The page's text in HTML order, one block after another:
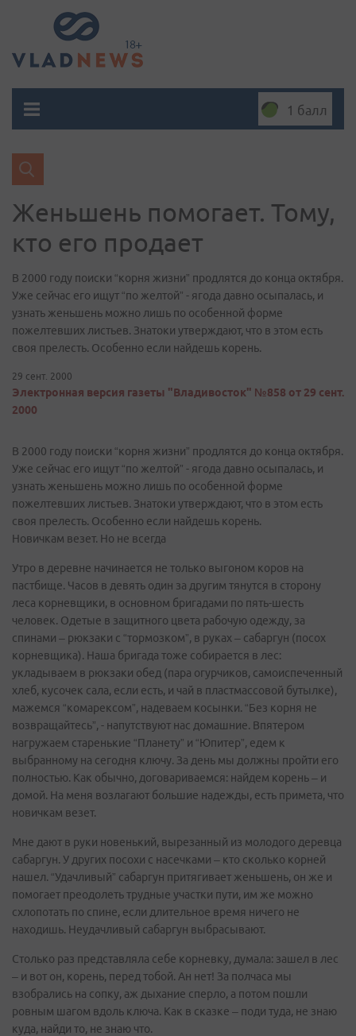
1 балл
Женьшень помогает. Тому,
кто его продает
В 2000 году поиски “корня жизни” продлятся до конца октября.
Уже сейчас его ищут “по желтой” - ягода давно осыпалась, и
узнать женьшень можно лишь по особенной форме
пожелтевших листьев. Знатоки утверждают, что в этом есть
своя прелесть. Особенно если найдешь корень.
29 сент. 2000
Электронная версия газеты "Владивосток" №858 от 29 сент.
2000
В 2000 году поиски “корня жизни” продлятся до конца октября.
Уже сейчас его ищут “по желтой” - ягода давно осыпалась, и
узнать женьшень можно лишь по особенной форме
пожелтевших листьев. Знатоки утверждают, что в этом есть
своя прелесть. Особенно если найдешь корень.
Новичкам везет. Но не всегда
Утро в деревне начинается не только выгоном коров на
пастбище. Часов в девять один за другим тянутся в сторону
леса корневщики, в основном бригадами по пять-шесть
человек. Одетые в защитного цвета рабочую одежду, за
спинами – рюкзаки с “тормозком”, в руках – сабаргун (посох
корневщика). Наша бригада тоже собирается в лес:
укладываем в рюкзаки обед (пара огурчиков, самоиспеченный
хлеб, кусочек сала, если есть, и чай в пластмассовой бутылке),
мажемся “комарексом”, надеваем косынки. “Без корня не
возвращайтесь”, - напутствуют нас домашние. Впятером
нагружаем старенькие “Планету” и “Юпитер”, едем к
выбранному на сегодня ключу. За день мы должны пройти его
полностью. Как обычно, договариваемся: найдем корень – и
домой. На меня возлагают большие надежды, есть примета, что
новичкам везет.
Мне дают в руки новенький, вырезанный из молодого деревца
сабаргун. У других посохи с насечками – кто сколько корней
нашел. “Удачливый” сабаргун притягивает женьшень, он же и
помогает преодолеть трудные участки пути, им же можно
схлопотать по спине, если длительное время ничего не
находишь. Неудачливый сабаргун выбрасывают.
Столько раз представляла себе корневку, думала: зашел в лес
– и вот он, корень, перед тобой. Ан нет! За полчаса мы
взобрались на сопку, аж дыхание сперло, а потом пошли
ровным шагом вдоль ключа. Как в сказке – поди туда, не знаю
куда, найди то, не знаю что.